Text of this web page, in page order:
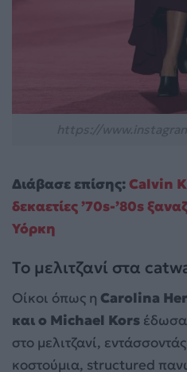
Διάβασε επίσης: Calvin
δεκαετίες ’70s-’80s
Υόρκη
Το μελιτζανί στα
Οίκοι όπως η Carolina
και ο Michael Kors
στο μελιτζανί,
κοστούμια, structured